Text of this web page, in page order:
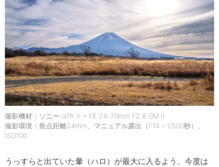
撮影機材：ソニー α7R V + FE 24-70mm F2.8 GM II
撮影環境：焦点距離24mm、マニュアル露出（F14・1/500秒）、
ISO100
うっすらと出ていた暈（ハロ）が最大に入るよう、今度は